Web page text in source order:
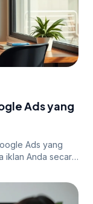
Ads yang
Ads yang
iklan Anda secara